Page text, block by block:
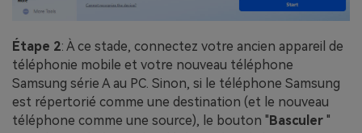
Étape 2: À ce stade, connectez votre ancien appareil de
téléphonie mobile et votre nouveau téléphone
Samsung série A au PC. Sinon, si le téléphone Samsung
est répertorié comme une destination (et le nouveau
téléphone comme une source), le bouton "Basculer "